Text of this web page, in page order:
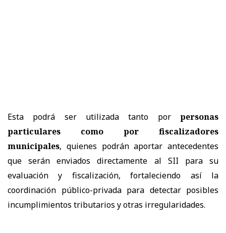
Esta podrá ser utilizada tanto por personas
particulares como por fiscalizadores
municipales, quienes podrán aportar antecedentes
que serán enviados directamente al SII para su
evaluación y fiscalización, fortaleciendo así la
coordinación público-privada para detectar posibles
incumplimientos tributarios y otras irregularidades.